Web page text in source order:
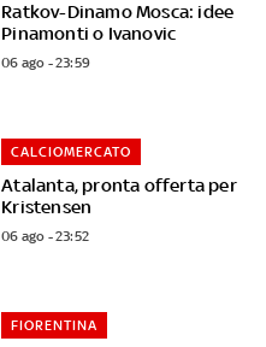
Ratkov-Dinamo Mosca: idee
Pinamonti o Ivanovic
06 ago - 23:59
Atalanta, pronta offerta per
Kristensen
CALCIOMERCATO
06 ago - 23:52
FIORENTINA